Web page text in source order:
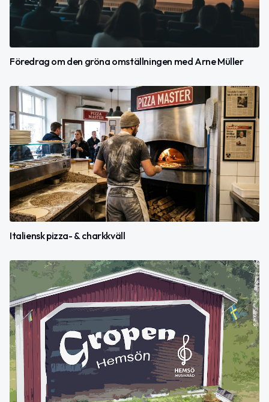
Föredrag om den gröna omställningen med Arne Müller
Italiensk pizza- & charkkväll